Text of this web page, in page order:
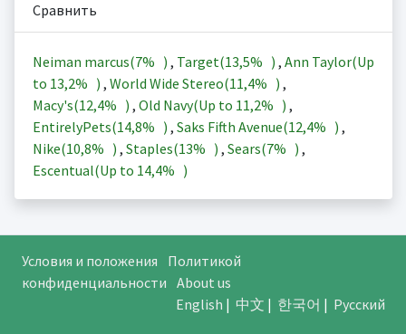
Сравнить
Neiman marcus(7% ) , Target(13,5% ) , Ann Taylor(Up
to 13,2% ) , World Wide Stereo(11,4% ) ,
Macy's(12,4% ) , Old Navy(Up to 11,2% ) ,
EntirelyPets(14,8% ) , Saks Fifth Avenue(12,4% ) ,
Nike(10,8% ) , Staples(13% ) , Sears(7% ) ,
Escentual(Up to 14,4% )
Условия и положения
Политикой
конфиденциальности About us
English | 中文 | 한국어 | Русский